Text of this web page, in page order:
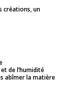
créations, un
de l’humidité
abîmer la matière